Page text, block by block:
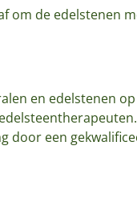
om de edelstenen
en edelstenen
door een